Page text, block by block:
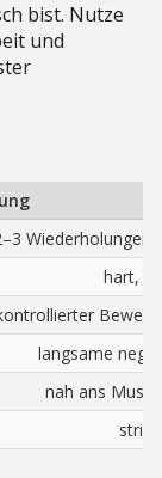
bist. Nutze
und
Wiederholungen
hart,
langsame
nah ans